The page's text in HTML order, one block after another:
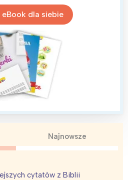
dla siebie
Najnowsze
cytatów z Biblii